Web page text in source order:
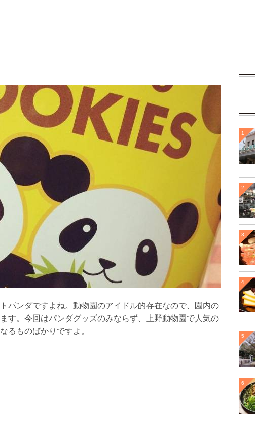
パンダですよね。動物園のアイドル的存在なので、園内の
す。今回はパンダグッズのみならず、上野動物園で人気の
るものばかりですよ。
1
2
3
4
5
6